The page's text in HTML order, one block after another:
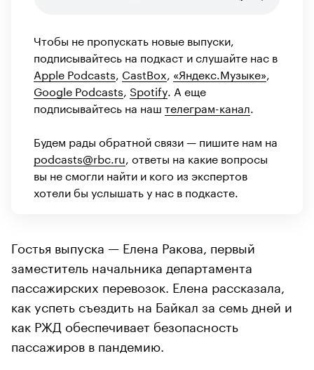
Чтобы не пропускать новые выпуски,
подписывайтесь на подкаст и слушайте нас в
Apple Podcasts CastBox «Яндекс.Музыке»
Google Podcasts Spotify . А еще
подписывайтесь на наш телеграм-канал
Будем рады обратной связи — пишите нам на
podcasts@rbc.ru , ответы на какие вопросы
вы не смогли найти и кого из экспертов
хотели бы услышать у нас в подкасте.
Гостья выпуска — Елена Ракова, первый
заместитель начальника департамента
пассажирских перевозок. Елена рассказала,
как успеть съездить на Байкал за семь дней и
как РЖД обеспечивает безопасность
пассажиров в пандемию.